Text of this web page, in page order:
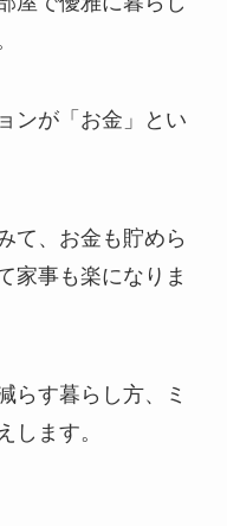
ンが「お金」とい
て、お金も貯めら
家事も楽になりま
らす暮らし方、ミ
します。